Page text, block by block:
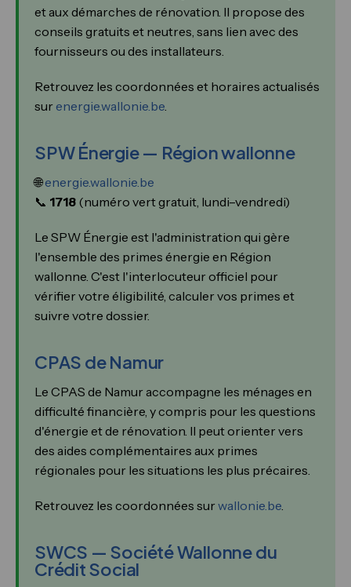
et aux démarches de rénovation. Il propose des
conseils gratuits et neutres, sans lien avec des
fournisseurs ou des installateurs.
Retrouvez les coordonnées et horaires actualisés
sur energie.wallonie.be.
SPW Énergie — Région wallonne
🌐energie.wallonie.be
📞 1718 (numéro vert gratuit, lundi–vendredi)
Le SPW Énergie est l'administration qui gère
l'ensemble des primes énergie en Région
wallonne. C'est l'interlocuteur officiel pour
vérifier votre éligibilité, calculer vos primes et
suivre votre dossier.
CPAS de Namur
Le CPAS de Namur accompagne les ménages en
difficulté financière, y compris pour les questions
d'énergie et de rénovation. Il peut orienter vers
des aides complémentaires aux primes
régionales pour les situations les plus précaires.
Retrouvez les coordonnées sur wallonie.be.
SWCS — Société Wallonne du
Crédit Social